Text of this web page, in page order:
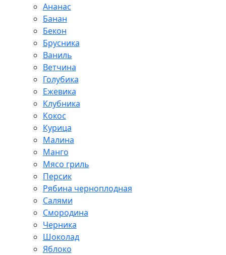
Ананас
Банан
Бекон
Брусника
Ваниль
Ветчина
Голубика
Ежевика
Клубника
Кокос
Курица
Малина
Манго
Мясо гриль
Персик
Рябина черноплодная
Салями
Смородина
Черника
Шоколад
Яблоко